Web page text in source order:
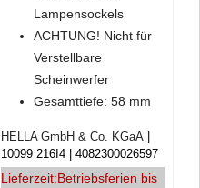
Lampensockels
ACHTUNG! Nicht für
Verstellbare
Scheinwerfer
Gesamttiefe: 58 mm
HELLA GmbH & Co. KGaA
10099 216I4
4082300026597
Lieferzeit:Betriebsferien bis